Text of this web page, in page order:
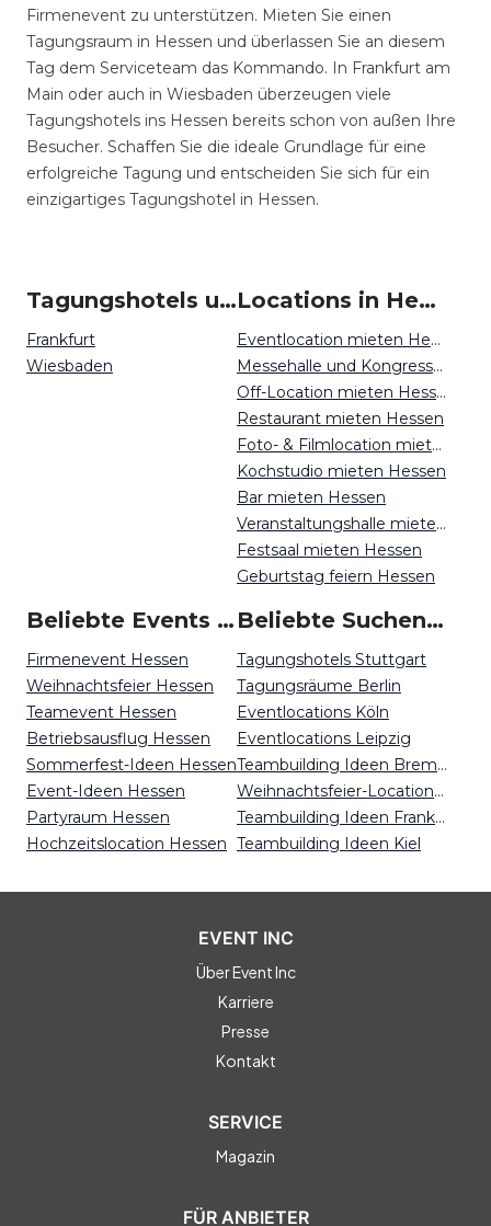
Firmenevent zu unterstützen. Mieten Sie einen
Tagungsraum in Hessen und überlassen Sie an diesem
Tag dem Serviceteam das Kommando. In Frankfurt am
Main oder auch in Wiesbaden überzeugen viele
Tagungshotels ins Hessen bereits schon von außen Ihre
Besucher. Schaffen Sie die ideale Grundlage für eine
erfolgreiche Tagung und entscheiden Sie sich für ein
einzigartiges Tagungshotel in Hessen.
Tagungshotels um Hessen
Frankfurt
Wiesbaden
Locations in Hessen mieten
Eventlocation mieten Hessen
Messehalle und Kongresszentrum mieten Hessen
Off-Location mieten Hessen
Restaurant mieten Hessen
Foto- & Filmlocation mieten Hessen
Kochstudio mieten Hessen
Bar mieten Hessen
Veranstaltungshalle mieten Hessen
Festsaal mieten Hessen
Geburtstag feiern Hessen
Beliebte Events in Hessen
Firmenevent Hessen
Weihnachtsfeier Hessen
Teamevent Hessen
Betriebsausflug Hessen
Sommerfest-Ideen Hessen
Event-Ideen Hessen
Partyraum Hessen
Hochzeitslocation Hessen
Beliebte Suchen auf Event Inc
Tagungshotels Stuttgart
Tagungsräume Berlin
Eventlocations Köln
Eventlocations Leipzig
Teambuilding Ideen Bremen
Weihnachtsfeier-Locations Bremen
Teambuilding Ideen Frankfurt
Teambuilding Ideen Kiel
EVENT INC
Über Event Inc
Karriere
Presse
Kontakt
SERVICE
Magazin
FÜR ANBIETER